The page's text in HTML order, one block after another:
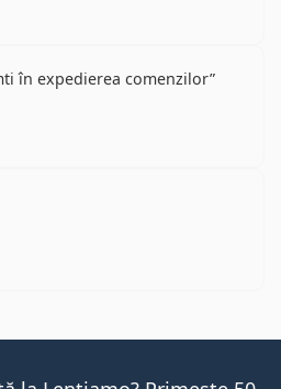
în expedierea comenzilor